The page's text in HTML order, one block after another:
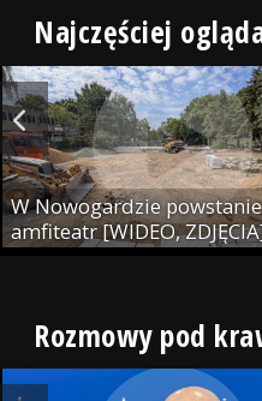
Najczęściej
W Nowogardzie powstanie
amfiteatr [WIDEO,
Rozmowy pod